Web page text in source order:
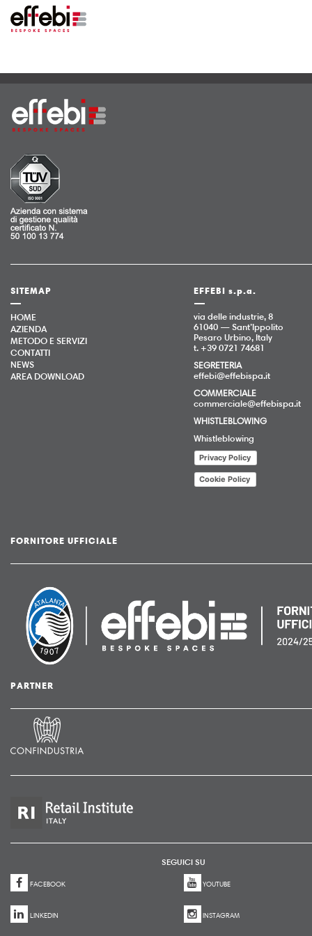
SITEMAP
HOME
AZIENDA
METODO E SERVIZI
CONTATTI
NEWS
AREA DOWNLOAD
EFFEBI s.p.a.
via delle industrie, 8
61040 — Sant’Ippolito
Pesaro Urbino, Italy
t. +39 0721 74681
SEGRETERIA
effebi@effebispa.it
COMMERCIALE
commerciale@effebispa.it
WHISTLEBLOWING
Whistleblowing
Privacy Policy
Cookie Policy
FORNITORE UFFICIALE
PARTNER
SEGUICI SU
FACEBOOK YOUTUBE
LINKEDIN INSTAGRAM